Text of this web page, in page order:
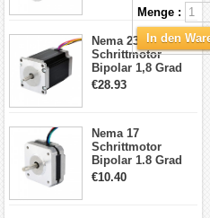
Getriebe
Schrittmotor
Nema 23
Schrittmotor
Bipolar 1,8 Grad
2,83Nm 4 A 2,26V
€28.93
Nema 17
Schrittmotor
Bipolar 1.8 Grad
8.7Ncm 1A 3.5V 4
€10.40
Menge :
In den